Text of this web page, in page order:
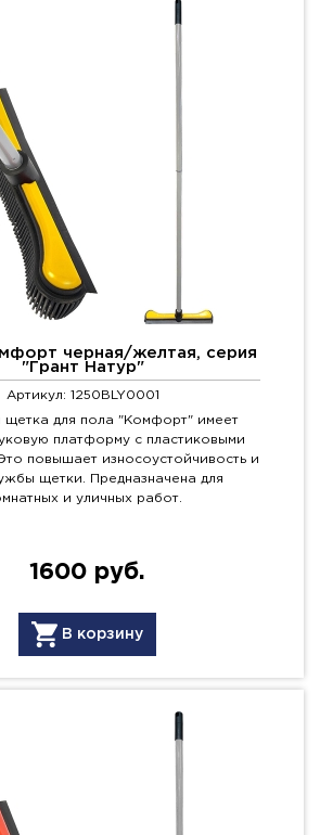
черная/желтая, серия
"Грант Натур"
Артикул: 1250BLY0001
щетка для пола "Комфорт" имеет
платформу с пластиковыми
повышает износоустойчивость и
щетки. Предназначена для
и уличных работ.
1600 руб.
В корзину